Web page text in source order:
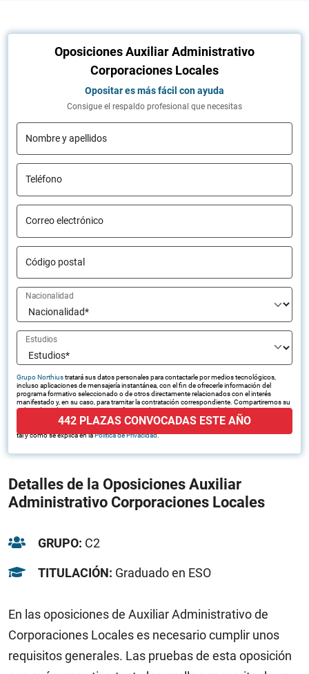
Oposiciones Auxiliar Administrativo
Corporaciones Locales
Opositar es más fácil con ayuda
Consigue el respaldo profesional que necesitas
Nombre y apellidos
Teléfono
Correo electrónico
Código postal
Nacionalidad
Estudios
Grupo Northiustratará sus datos personales para contactarle por medios tecnológicos,
incluso aplicaciones de mensajería instantánea, con el fin de ofrecerle información del
programa formativo seleccionado o de otros directamente relacionados con el interés
manifestado y, en su caso, para tramitar la contratación correspondiente. Compartiremos su
solicitud con las empresas que conforman el
puedan hacerle llegar la mejor oferta de productos y servicios de acuerdo a su petición.
tal y como se explica en laPolítica de Privacidad.
442 PLAZAS CONVOCADAS ESTE AÑO
Detalles de la Oposiciones Auxiliar
Administrativo Corporaciones Locales
GRUPO: C2
TITULACIÓN: Graduado en ESO
En las oposiciones de Auxiliar Administrativo de
Corporaciones Locales es necesario cumplir unos
requisitos generales. Las pruebas de esta oposición